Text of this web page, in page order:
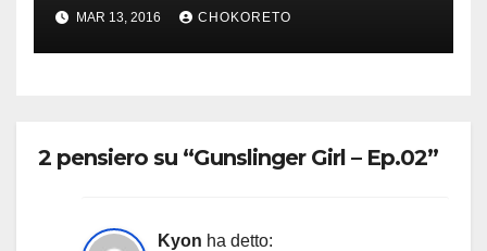
MAR 13, 2016 CHOKORETO
2 pensiero su “Gunslinger Girl – Ep.02”
Kyon ha detto: